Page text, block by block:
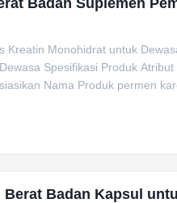
Badan Suplemen
Kreatin Monohidrat untuk
Spesifikasi Produk
Nama Produk permen
Badan Kapsul